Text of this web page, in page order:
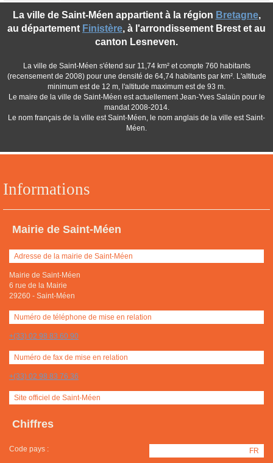
Informations
Mairie de Saint-Méen
Adresse de la mairie de Saint-Méen
Mairie de Saint-Méen
6 rue de la Mairie
29260 - Saint-Méen
Numéro de téléphone de mise en relation
+(33) 02 98 83 60 90
Numéro de fax de mise en relation
+(33) 02 98 83 76 36
Site officiel de Saint-Méen
Chiffres
Code pays : FR
La ville de Saint-Méen appartient à la région Bretagne,
au département Finistère, à l'arrondissement Brest et au
canton Lesneven.
La ville de Saint-Méen s'étend sur 11,74 km² et compte 760 habitants
(recensement de 2008) pour une densité de 64,74 habitants par km². L'altitude
minimum est de 12 m, l'altitude maximum est de 93 m.
Le maire de la ville de Saint-Méen est actuellement Jean-Yves Salaün pour le
mandat 2008-2014.
Le nom français de la ville est Saint-Méen, le nom anglais de la ville est Saint-
Méen.